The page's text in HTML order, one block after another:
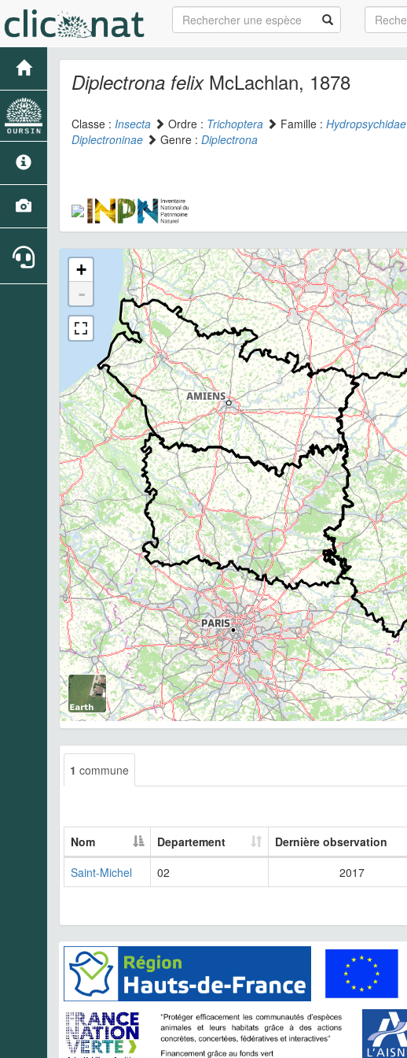
Diplectrona felixMcLachlan, 1878
Classe : Insecta Ordre : Trichoptera Famille : Hydropsychidae
Diplectroninae
Genre : Diplectrona
+
-
1 commune
Nom Departement Dernière observation
Saint-Michel
02 2017